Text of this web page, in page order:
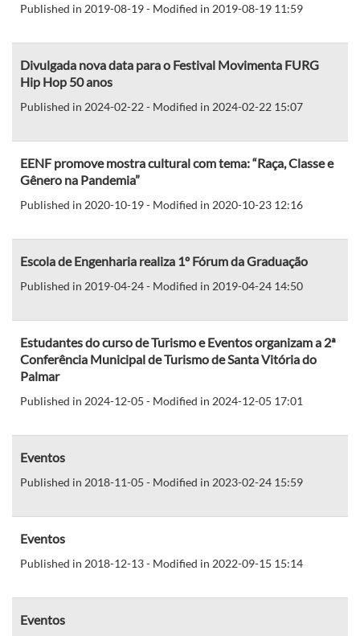
Published in 2019-08-19 - Modified in 2019-08-19 11:59
Divulgada nova data para o Festival Movimenta FURG
Hip Hop 50 anos
Published in 2024-02-22 - Modified in 2024-02-22 15:07
EENF promove mostra cultural com tema: “Raça, Classe e
Gênero na Pandemia”
Published in 2020-10-19 - Modified in 2020-10-23 12:16
Escola de Engenharia realiza 1º Fórum da Graduação
Published in 2019-04-24 - Modified in 2019-04-24 14:50
Estudantes do curso de Turismo e Eventos organizam a 2ª
Conferência Municipal de Turismo de Santa Vitória do
Palmar
Published in 2024-12-05 - Modified in 2024-12-05 17:01
Eventos
Published in 2018-11-05 - Modified in 2023-02-24 15:59
Eventos
Published in 2018-12-13 - Modified in 2022-09-15 15:14
Eventos